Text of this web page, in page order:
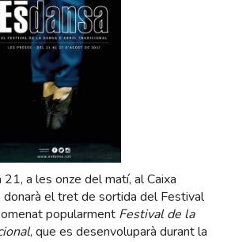
a les onze del matí, al Caixa
donarà el tret de sortida del Festival
popularment Festival de la
, que es desenvoluparà durant la